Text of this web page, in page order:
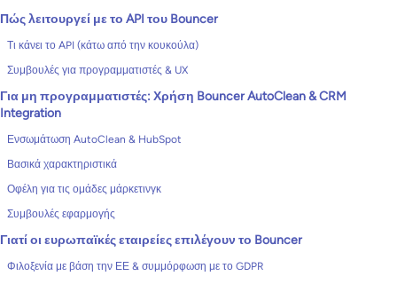
Πώς λειτουργεί με το API του Bouncer
Τι κάνει το API (κάτω από την κουκούλα)
Συμβουλές για προγραμματιστές & UX
Για μη προγραμματιστές: Χρήση Bouncer AutoClean & CRM
Integration
Ενσωμάτωση AutoClean & HubSpot
Βασικά χαρακτηριστικά
Οφέλη για τις ομάδες μάρκετινγκ
Συμβουλές εφαρμογής
Γιατί οι ευρωπαϊκές εταιρείες επιλέγουν το Bouncer
Φιλοξενία με βάση την ΕΕ & συμμόρφωση με το GDPR